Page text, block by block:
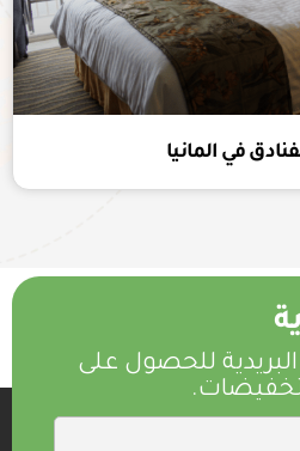
في المانيا
للحصول على